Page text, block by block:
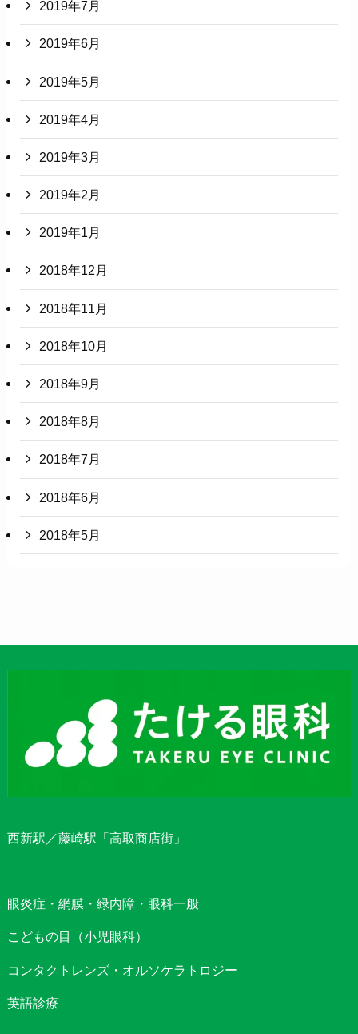
2019年7月
2019年6月
2019年5月
2019年4月
2019年3月
2019年2月
2019年1月
2018年12月
2018年11月
2018年10月
2018年9月
2018年8月
2018年7月
2018年6月
2018年5月
西新駅／藤崎駅「高取商店街」
眼炎症・網膜・緑内障・眼科一般
こどもの目（小児眼科）
コンタクトレンズ・オルソケラトロジー
英語診療